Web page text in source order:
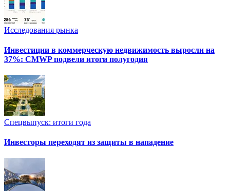
Исследования рынка
Инвестиции в коммерческую недвижимость выросли на
37%: CMWP подвели итоги полугодия
Спецвыпуск: итоги года
Инвесторы переходят из защиты в нападение